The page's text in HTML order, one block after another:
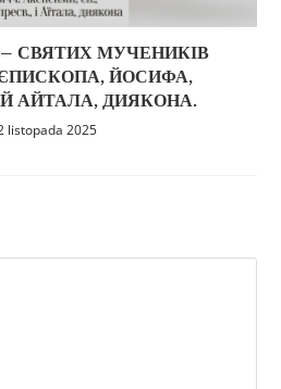
СВЯТИХ МУЧЕНИКІВ
ЙОСИФА,
Й АЙТАЛА, ДИЯКОНА.
listopada 2025